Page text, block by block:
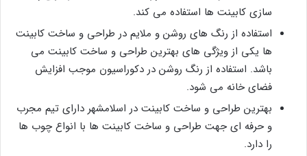
سازی کابینت ها استفاده می کند.
استفاده از رنگ های روشن و ملایم در طراحی و ساخت کابینت
ها یکی از ویژگی های بهترین طراحی و ساخت کابینت می
باشد. استفاده از رنگ روشن در دکوراسیون موجب افزایش
فضای خانه می شود.
بهترین طراحی و ساخت کابینت در اسلامشهر دارای تیم مجرب
و حرفه ای جهت طراحی و ساخت کابینت ها با انواع چوب ها
را دارد.